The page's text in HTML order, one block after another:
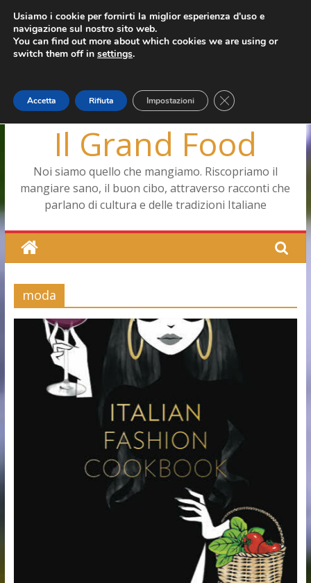
Salta
contenuto
mercoledì, Agosto 5, 2026
Ultimo: Pizza a Corte
Menopausa, una forma smagliante senza età
Capodimonte, ritorna la tavola di corte
Il Grand Food
Noi siamo quello che mangiamo. Riscopriamo il
mangiare sano, il buon cibo, attraverso racconti che
parlano di cultura e delle tradizioni Italiane
moda
Usiamo i cookie per fornirti la miglior esperienza d'uso e
navigazione sul nostro sito web.
You can find out more about which cookies we are using or
switch them off in settings.
Accetta Rifiuta Impostazioni Close GDPR